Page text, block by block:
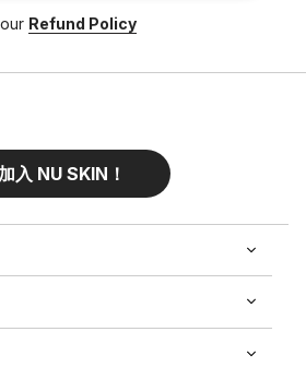
Refund Policy
加入 NU SKIN！